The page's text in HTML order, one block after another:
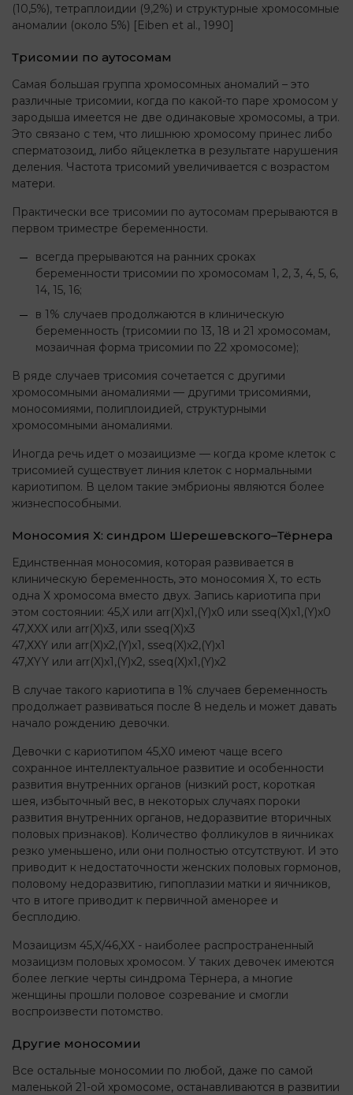
(10,5%), тетраплоидии (9,2%) и структурные хромосомные
аномалии (около 5%) [Eiben et al., 1990]
Трисомии по аутосомам
Самая большая группа хромосомных аномалий – это
различные трисомии, когда по какой-то паре хромосом у
зародыша имеется не две одинаковые хромосомы, а три.
Это связано с тем, что лишнюю хромосому принес либо
сперматозоид, либо яйцеклетка в результате нарушения
деления. Частота трисомий увеличивается с возрастом
матери.
Практически все трисомии по аутосомам прерываются в
первом триместре беременности.
всегда прерываются на ранних сроках
беременности трисомии по хромосомам 1, 2, 3, 4, 5, 6,
14, 15, 16;
в 1% случаев продолжаются в клиническую
беременность (трисомии по 13, 18 и 21 хромосомам,
мозаичная форма трисомии по 22 хромосоме);
В ряде случаев трисомия сочетается с другими
хромосомными аномалиями — другими трисомиями,
моносомиями, полиплоидией, структурными
хромосомными аномалиями.
Иногда речь идет о мозаицизме — когда кроме клеток с
трисомией существует линия клеток с нормальными
кариотипом. В целом такие эмбрионы являются более
жизнеспособными.
Моносомия Х: синдром Шерешевского–Тёрнера
Единственная моносомия, которая развивается в
клиническую беременность, это моносомия Х, то есть
одна Х хромосома вместо двух. Запись кариотипа при
этом состоянии: 45,X или arr(X)x1,(Y)x0 или sseq(X)x1,(Y)x0
47,ХXX или arr(X)x3, или sseq(X)x3
47,ХXY или arr(X)x2,(Y)х1, sseq(X)x2,(Y)х1
47,ХYY или arr(X)x1,(Y)х2, sseq(X)x1,(Y)х2
В случае такого кариотипа в 1% случаев беременность
продолжает развиваться после 8 недель и может давать
начало рождению девочки.
Девочки с кариотипом 45,X0 имеют чаще всего
сохранное интеллектуальное развитие и особенности
развития внутренних органов (низкий рост, короткая
шея, избыточный вес, в некоторых случаях пороки
развития внутренних органов, недоразвитие вторичных
половых признаков). Количество фолликулов в яичниках
резко уменьшено, или они полностью отсутствуют. И это
приводит к недостаточности женских половых гормонов,
половому недоразвитию, гипоплазии матки и яичников,
что в итоге приводит к первичной аменорее и
бесплодию.
Мозаицизм 45,X/46,XХ - наиболее распространенный
мозаицизм половых хромосом. У таких девочек имеются
более легкие черты синдрома Тёрнера, а многие
женщины прошли половое созревание и смогли
воспроизвести потомство.
Другие моносомии
Все остальные моносомии по любой, даже по самой
маленькой 21-ой хромосоме, останавливаются в развитии